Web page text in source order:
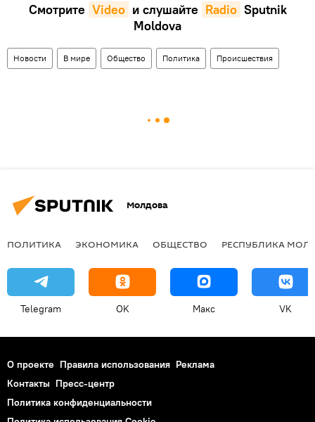
Смотрите Video и слушайте Radio Sputnik
Moldova
Новости В мире Общество Политика Происшествия
Молдова
ПОЛИТИКА ЭКОНОМИКА ОБЩЕСТВО РЕСПУБЛИКА
Telegram OK Макс VK
О проекте Правила использования Реклама
Контакты Пресс-центр
Политика конфиденциальности